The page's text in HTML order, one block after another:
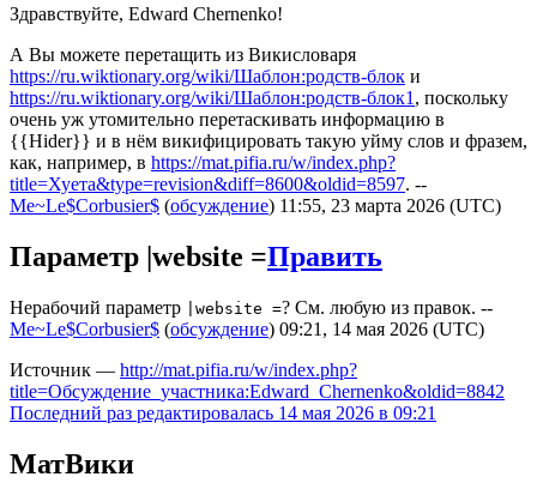
Здравствуйте, Edward Chernenko!
А Вы можете перетащить из Викисловаря
https://ru.wiktionary.org/wiki/Шаблон:родств-блок и
https://ru.wiktionary.org/wiki/Шаблон:родств-блок1 , поскольку
очень уж утомительно перетаскивать информацию в
{{Hider}} и в нём викифицировать такую уйму слов и фразем,
как, например, в https://mat.pifia.ru/w/index.php?
title=Хуета&type=revision&diff=8600&oldid=8597. --
Me~Le$Corbusier$ (обсуждение) 11:55, 23 марта 2026 (UTC)
Параметр |website =Править
Нерабочий параметр |website =? См. любую из правок. --
Me~Le$Corbusier$ (обсуждение) 09:21, 14 мая 2026 (UTC)
Источник — http://mat.pifia.ru/w/index.php?
title=Обсуждение_участника:Edward_Chernenko&oldid=8842
Последний раз редактировалась 14 мая 2026 в 09:21
МатВики